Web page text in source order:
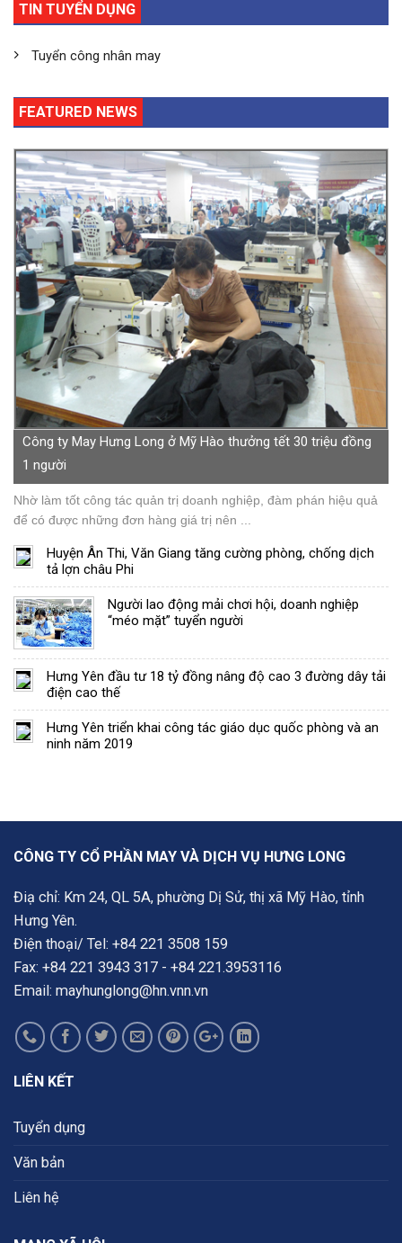
TIN TUYỂN DỤNG
Tuyển công nhân may
FEATURED NEWS
Công ty May Hưng Long ở Mỹ Hào thưởng tết 30 triệu đồng
1 người
Nhờ làm tốt công tác quản trị doanh nghiệp, đàm phán hiệu quả
để có được những đơn hàng giá trị nên ...
Huyện Ân Thi, Văn Giang tăng cường phòng, chống dịch
tả lợn châu Phi
Người lao động mải chơi hội, doanh nghiệp
“méo mặt” tuyển người
Hưng Yên đầu tư 18 tỷ đồng nâng độ cao 3 đường dây tải
điện cao thế
Hưng Yên triển khai công tác giáo dục quốc phòng và an
ninh năm 2019
CÔNG TY CỔ PHẦN MAY VÀ DỊCH VỤ HƯNG LONG
Điạ chỉ: Km 24, QL 5A, phường Dị Sử, thị xã Mỹ Hào, tỉnh
Hưng Yên.
Điện thoại/ Tel: +84 221 3508 159
Fax: +84 221 3943 317 - +84 221.3953116
Email: mayhunglong@hn.vnn.vn
LIÊN KẾT
Tuyển dụng
Văn bản
Liên hệ